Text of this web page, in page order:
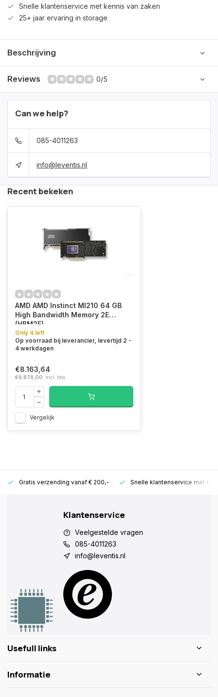
Snelle klantenservice met kennis van zaken
25+ jaar ervaring in storage
Beschrijving
Reviews 0/5
Can we help?
085-4011263
info@leventis.nl
Recent bekeken
AMD AMD Instinct MI210 64 GB
High Bandwidth Memory 2E
(HBM2E)
Only 4 left
Op voorraad bij leverancier, levertijd 2 -
4 werkdagen
€8.163,64
€9.878,00 Incl. btw
Vergelijk
Gratis verzending vanaf € 200,- Snelle klantenservice met
Klantenservice
Veelgestelde vragen
085-4011263
info@leventis.nl
Usefull links
Informatie